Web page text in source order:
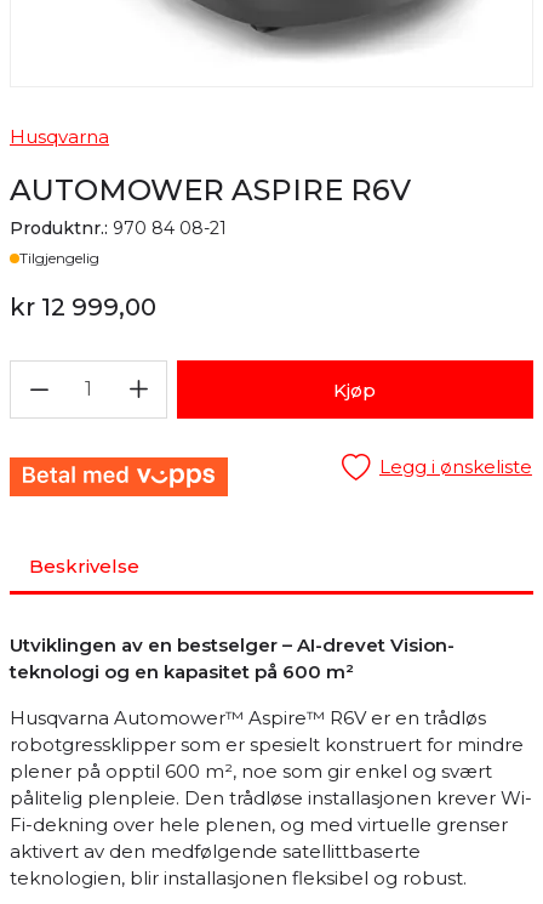
Husqvarna
AUTOMOWER ASPIRE R6V
Produktnr.: 970 84 08-21
Lager
Tilgjengelig
kr 12 999,00
1 Kjøp
Legg i ønskeliste
Beskrivelse
Utviklingen av en bestselger – AI-drevet Vision-
teknologi og en kapasitet på 600 m²
Husqvarna Automower™ Aspire™ R6V er en trådløs
robotgressklipper som er spesielt konstruert for mindre
plener på opptil 600 m², noe som gir enkel og svært
pålitelig plenpleie. Den trådløse installasjonen krever Wi-
Fi-dekning over hele plenen, og med virtuelle grenser
aktivert av den medfølgende satellittbaserte
teknologien, blir installasjonen fleksibel og robust.